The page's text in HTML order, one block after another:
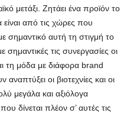
μετάξι. Ζητάει ένα προϊόν το
είναι από τις χώρες που
σημαντικό αυτή τη στιγμή το
τις συνεργασίες οι
τη μόδα με διάφορα brand
οι βιοτεχνίες και οι
μεγάλα και αξιόλογα
δίνεται πλέον σ’ αυτές τις